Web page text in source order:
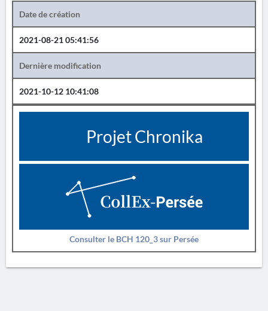
Date de création
2021-08-21 05:41:56
Dernière modification
2021-10-12 10:41:08
Projet Chronika
Consulter le BCH 120_3 sur Persée